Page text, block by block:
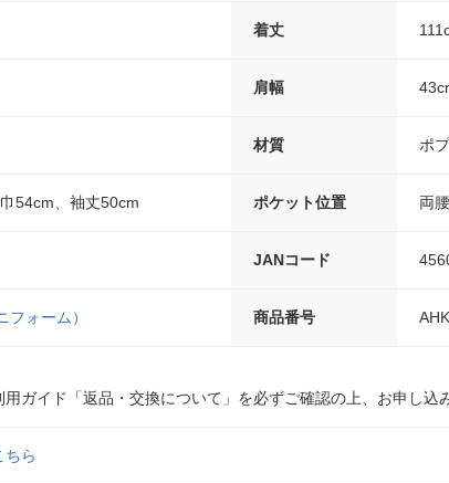
着丈
肩幅
材質 ポ
54cm、袖丈50cm ポケット位置 両
JANコード
フォーム） 商品番号
ガイド「返品・交換について」を必ずご確認の上、お申し込
ちら